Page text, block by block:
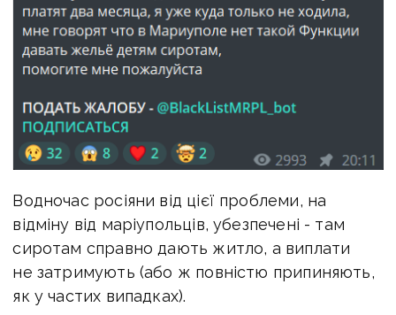
Водночас росіяни від цієї проблеми, на
відміну від маріупольців, убезпечені - там
сиротам справно дають житло, а виплати
не затримують (або ж повністю припиняють,
як у частих випадках).